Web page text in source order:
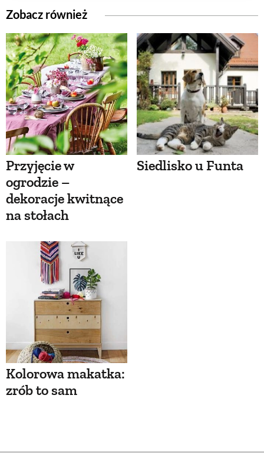
Zobacz również
Przyjęcie w
ogrodzie –
dekoracje kwitnące
na stołach
Siedlisko u Funta
Kolorowa makatka:
zrób to sam